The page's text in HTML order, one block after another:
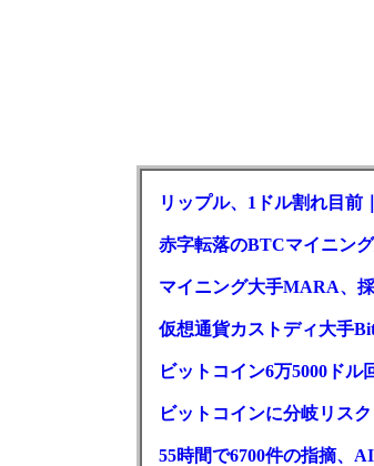
リップル、1ドル割れ目前
赤字転落のBTCマイニン
マイニング大手MARA、
仮想通貨カストディ大手
ビットコイン6万5000ド
ビットコインに分岐リス
55時間で6700件の指摘、